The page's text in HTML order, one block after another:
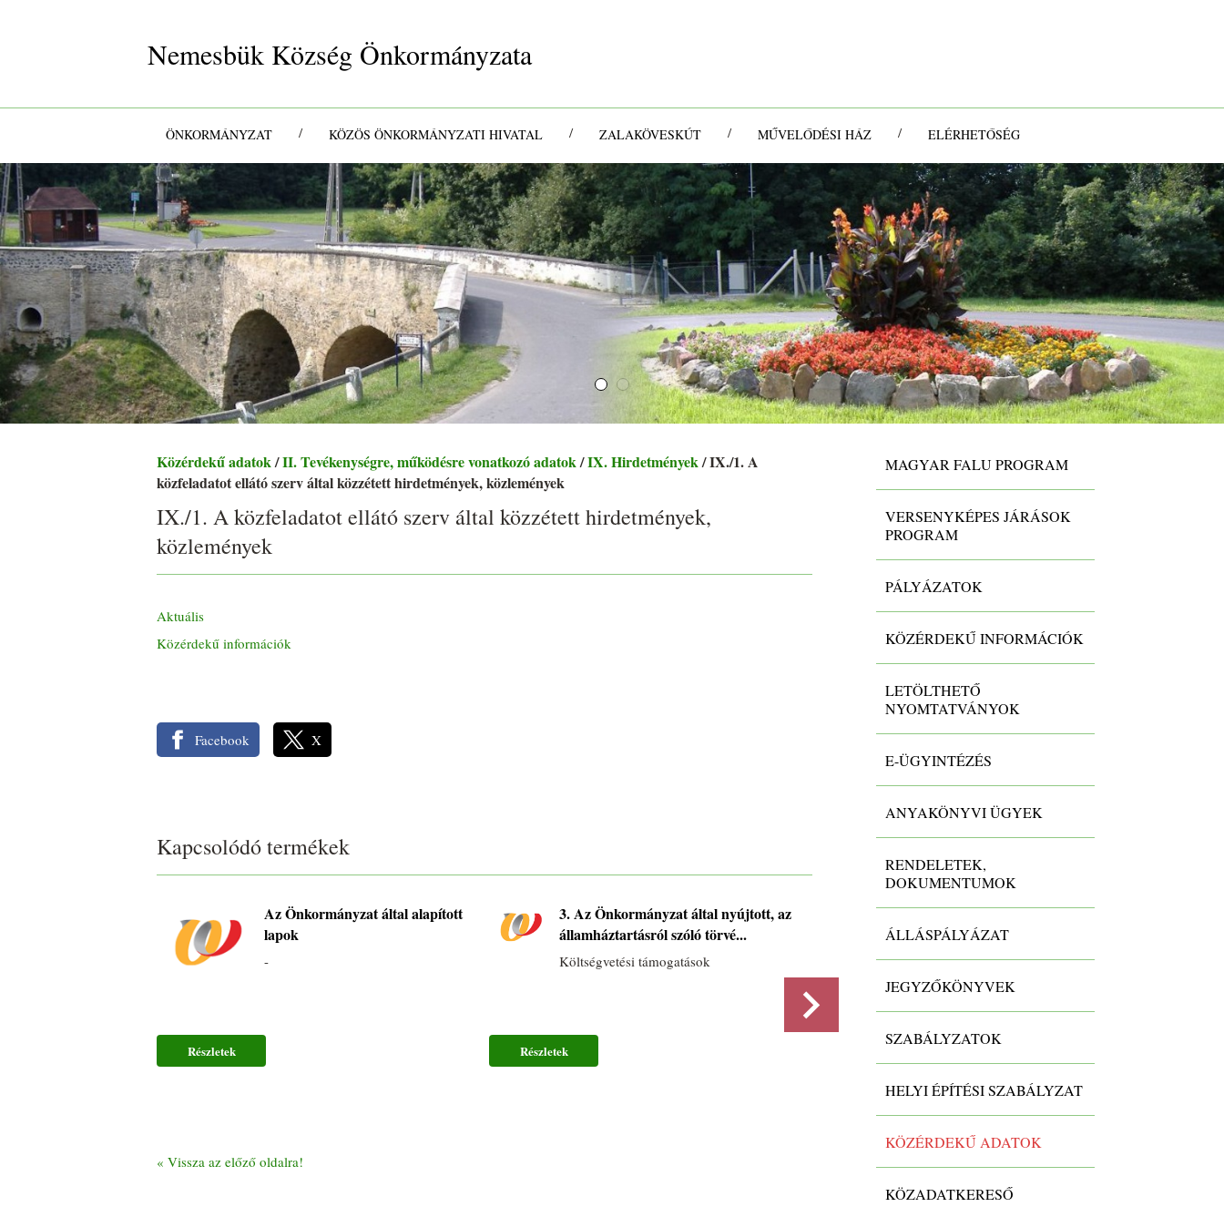
Nemesbük Község Önkormányzata
ÖNKORMÁNYZAT / KÖZÖS ÖNKORMÁNYZATI HIVATAL / ZALAKÖVESKÚT / MŰVELŐDÉSI HÁZ / ELÉRHETŐSÉG
Közérdekű adatok /II. Tevékenységre, működésre vonatkozó adatok /IX. Hirdetmények / IX./1. A
közfeladatot ellátó szerv által közzétett hirdetmények, közlemények
IX./1. A közfeladatot ellátó szerv által közzétett hirdetmények,
közlemények
Aktuális
Közérdekű információk
Facebook X
Kapcsolódó termékek
Az Önkormányzat által alapított
lapok
-
Részletek
3. Az Önkormányzat által nyújtott, az
államháztartásról szóló törvé...
Költségvetési támogatások
Részletek
Közfeladatot ellátó szerv az
Önkormányzat irányítása alatt
-
« Vissza az előző oldalra!
MAGYAR FALU PROGRAM
VERSENYKÉPES JÁRÁSOK
PROGRAM
PÁLYÁZATOK
KÖZÉRDEKŰ INFORMÁCIÓK
LETÖLTHETŐ
NYOMTATVÁNYOK
E-ÜGYINTÉZÉS
ANYAKÖNYVI ÜGYEK
RENDELETEK,
DOKUMENTUMOK
ÁLLÁSPÁLYÁZAT
JEGYZŐKÖNYVEK
SZABÁLYZATOK
HELYI ÉPÍTÉSI SZABÁLYZAT
KÖZÉRDEKŰ ADATOK
KÖZADATKERESŐ